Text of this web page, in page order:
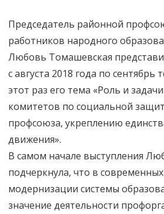
Председатель районной
работников народного
Любовь Томашевская
с августа 2018 года по сентябрь
этот раз его тема «Роль и
комитетов по социальной
профсоюза, укреплению
движения».
В самом начале выступления
подчеркнула, что в современных
модернизации системы
значение деятельности